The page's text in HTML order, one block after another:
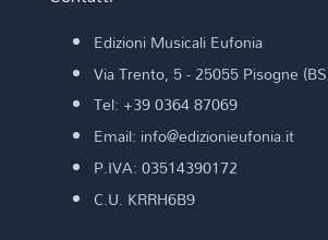
Edizioni Musicali Eufonia
Via Trento, 5 - 25055 Pisogne
Tel: +39 0364 87069
Email: info@edizionieufonia.it
P.IVA: 03514390172
C.U. KRRH6B9